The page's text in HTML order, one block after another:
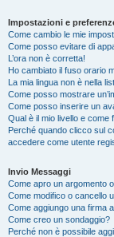
Impostazioni e
Come cambio le mie
Come posso evitare di
L’ora non è corretta!
Ho cambiato il fuso orario
La mia lingua non è nella
Come posso mostrare
Come posso inserire un
Qual è il mio livello e come
Perché quando clicco sul
accedere come utente
Invio Messaggi
Come apro un argomento
Come modifico o cancello
Come aggiungo una firma
Come creo un sondaggio?
Perché non è possibile